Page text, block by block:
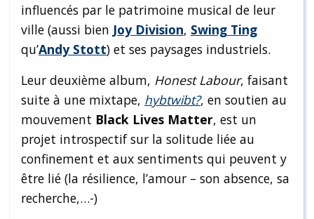
influencés par le patrimoine musical de leur
ville (aussi bien Joy Division, Swing Ting
qu’Andy Stott) et ses paysages industriels.
Leur deuxième album, Honest Labour, faisant
suite à une mixtape, hybtwibt?, en soutien au
mouvement Black Lives Matter, est un
projet introspectif sur la solitude liée au
confinement et aux sentiments qui peuvent y
être lié (la résilience, l’amour – son absence, sa
recherche,…-)